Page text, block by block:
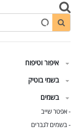
איפור וטיפוח
בשמי בוטיק
בשמים
-אפטר שייב
-בשמים לגברים